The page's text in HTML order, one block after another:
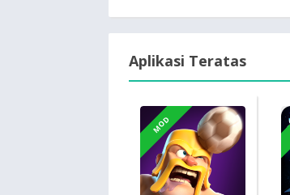
Aplikasi Teratas
MOD